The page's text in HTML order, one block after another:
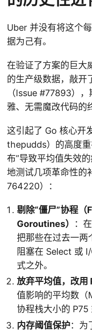
Uber 并没有将这个
据为己有。
在验证了方案的巨大
的生产级数据，敲开
（Issue #77893）
雅、无需魔改代码的
这引起了 Go 核心开
thepudds）的高度
布”导致平均值失效
地测试几项革命性的
764220）：
剔除“僵尸”协程
Goroutines）
：
把那些在过去一两
阻塞在 Select 或
式之外。
放弃平均值，改用
值影响的平均数（
协程栈大小的 P75
内存阈值保护：为